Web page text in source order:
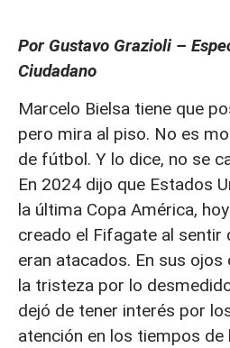
Por Gustavo Grazioli –
Ciudadano
Marcelo Bielsa tiene que
pero mira al piso. No es
de fútbol. Y lo dice, no se
En 2024 dijo que Estados
la última Copa América,
creado el Fifagate al sentir
eran atacados. En sus
la tristeza por lo
dejó de tener interés por
atención en los tiempos de